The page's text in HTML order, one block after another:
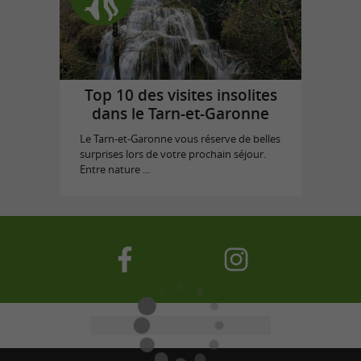
Top 10 des visites insolites
dans le Tarn-et-Garonne
Le Tarn-et-Garonne vous réserve de belles
surprises lors de votre prochain séjour.
Entre nature ...